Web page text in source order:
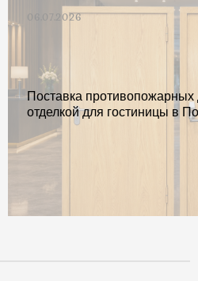
06.07.2026
Поставка
отделкой для гостиницы в